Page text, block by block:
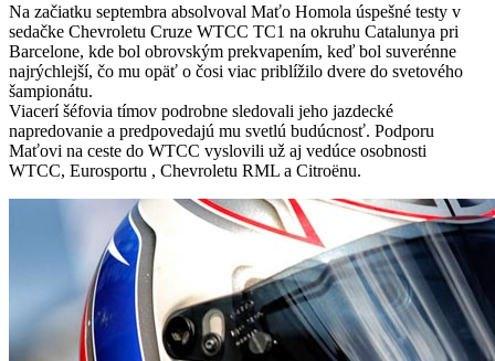
Na začiatku septembra absolvoval Maťo Homola úspešné testy v
sedačke Chevroletu Cruze WTCC TC1 na okruhu Catalunya pri
Barcelone, kde bol obrovským prekvapením, keď bol suverénne
najrýchlejší, čo mu opäť o čosi viac priblížilo dvere do svetového
šampionátu.
Viacerí šéfovia tímov podrobne sledovali jeho jazdecké
napredovanie a predpovedajú mu svetlú budúcnosť. Podporu
Maťovi na ceste do WTCC vyslovili už aj vedúce osobnosti
WTCC, Eurosportu , Chevroletu RML a Citroënu.